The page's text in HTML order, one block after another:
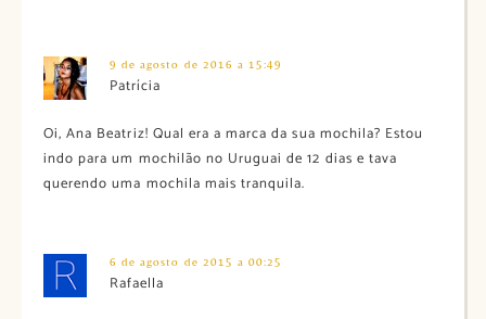
9 de agosto de 2016 a 15:49
Patrícia
Oi, Ana Beatriz! Qual era a marca da sua mochila? Estou
indo para um mochilão no Uruguai de 12 dias e tava
querendo uma mochila mais tranquila.
6 de agosto de 2015 a 00:25
Rafaella